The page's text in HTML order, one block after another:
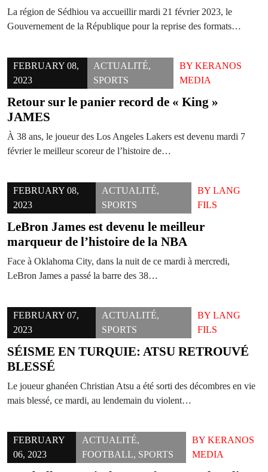
La région de Sédhiou va accueillir mardi 21 février 2023, le
Gouvernement de la République pour la reprise des formats…
FEBRUARY 08,
2023
ACTUALITÉ,
SPORTS
BYKERANOS
MEDIA
Retour sur le panier record de « King »
JAMES
À 38 ans, le joueur des Los Angeles Lakers est devenu mardi 7
février le meilleur scoreur de l’histoire de…
FEBRUARY 08,
2023
ACTUALITÉ,
SPORTS
BYLANG
FILS
LeBron James est devenu le meilleur
marqueur de l’histoire de la NBA
Face à Oklahoma City, dans la nuit de ce mardi à mercredi,
LeBron James a passé la barre des 38…
FEBRUARY 07,
2023
ACTUALITÉ,
SPORTS
BYLANG
FILS
SÉISME EN TURQUIE: ATSU RETROUVÉ
BLESSÉ
Le joueur ghanéen Christian Atsu a été sorti des décombres en vie
mais blessé, ce mardi, au lendemain du violent…
FEBRUARY
06, 2023
ACTUALITÉ,
FOOTBALL, SPORTS
BYKERANOS
MEDIA